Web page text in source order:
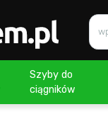
Szyby do
ciągników